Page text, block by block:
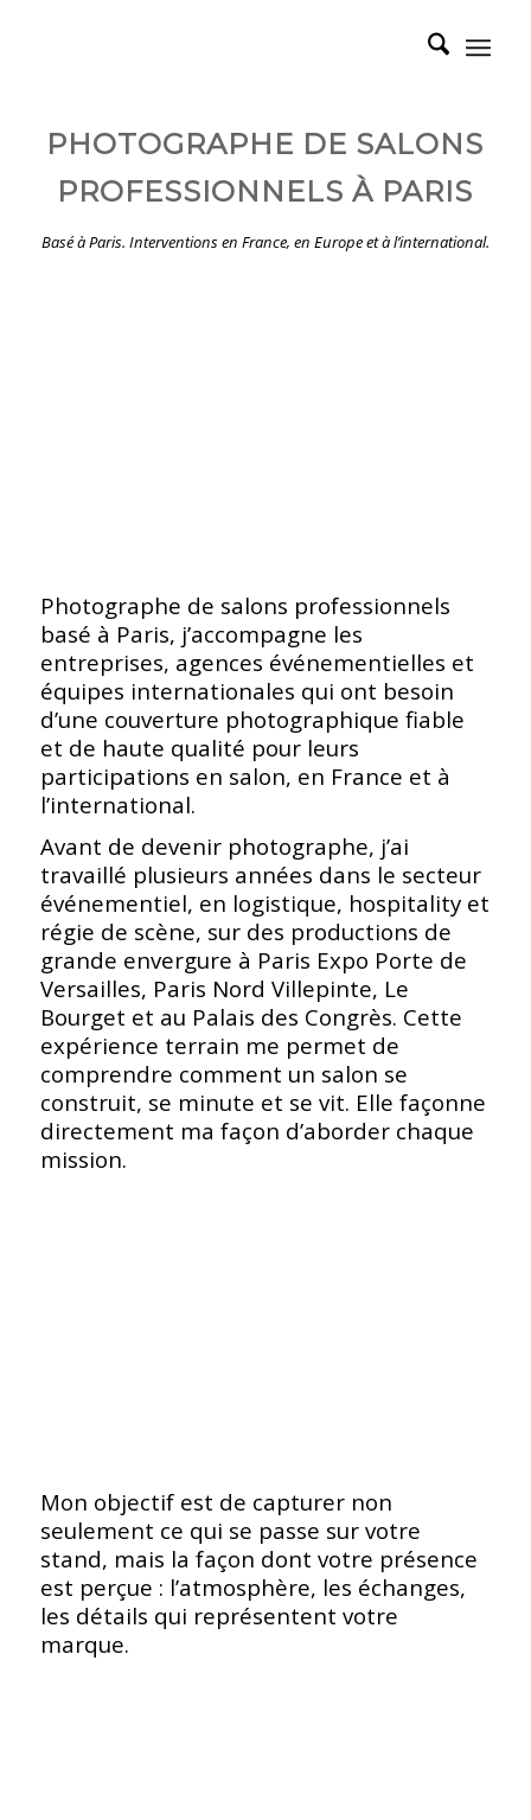
PHOTOGRAPHE DE SALONS
PROFESSIONNELS À PARIS
Basé à Paris. Interventions en France, en Europe et à l’international.
Photographe de salons professionnels
basé à Paris, j’accompagne les
entreprises, agences événementielles et
équipes internationales qui ont besoin
d’une couverture photographique fiable
et de haute qualité pour leurs
participations en salon, en France et à
l’international.
Avant de devenir photographe, j’ai
travaillé plusieurs années dans le secteur
événementiel, en logistique, hospitality et
régie de scène, sur des productions de
grande envergure à Paris Expo Porte de
Versailles, Paris Nord Villepinte, Le
Bourget et au Palais des Congrès. Cette
expérience terrain me permet de
comprendre comment un salon se
construit, se minute et se vit. Elle façonne
directement ma façon d’aborder chaque
mission.
Mon objectif est de capturer non
seulement ce qui se passe sur votre
stand, mais la façon dont votre présence
est perçue : l’atmosphère, les échanges,
les détails qui représentent votre
marque.